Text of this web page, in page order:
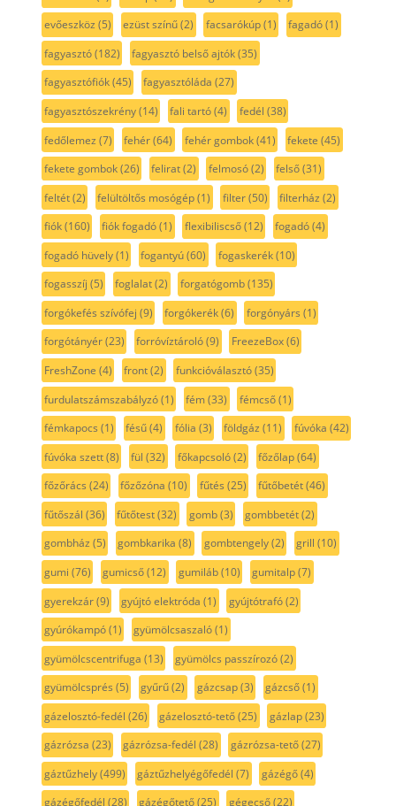
evőeszköz (5) ezüst színű(2) facsarókúp(1) fagadó(1)
fagyasztó(182) fagyasztó belső ajtók(35)
fagyasztófiók(45) fagyasztóláda (27)
fagyasztószekrény(14) fali tartó(4) fedél (38)
fedőlemez (7) fehér(64) fehér gombok(41) fekete (45)
fekete gombok(26) felirat(2) felmosó(2) felső(31)
feltét(2) felültöltős mosógép(1) filter(50) filterház (2)
fiók(160) fiók fogadó(1) flexibiliscső(12) fogadó(4)
fogadó hüvely(1) fogantyú(60) fogaskerék(10)
fogasszíj (5) foglalat(2) forgatógomb(135)
forgókefés szívófej (9) forgókerék(6) forgónyárs (1)
forgótányér(23) forróvíztároló(9) FreezeBox(6)
FreshZone (4) front(2) funkcióválasztó(35)
furdulatszámszabályzó(1) fém(33) fémcső(1)
fémkapocs (1) fésű(4) fólia (3) földgáz (11) fúvóka (42)
fúvóka szett(8) fül (32) főkapcsoló(2) főzőlap(64)
főzőrács (24) főzőzóna (10) fűtés (25) fűtőbetét(46)
fűtőszál (36) fűtőtest(32) gomb(3) gombbetét(2)
gombház (5) gombkarika (8) gombtengely(2) grill (10)
gumi (76) gumicső(12) gumiláb(10) gumitalp(7)
gyerekzár(9) gyújtó elektróda (1) gyújtótrafó(2)
gyúrókampó(1) gyümölcsaszaló(1)
gyümölcscentrifuga (13) gyümölcs passzírozó(2)
gyümölcsprés (5) gyűrű(2) gázcsap(3) gázcső(1)
gázelosztó-fedél (26) gázelosztó-tető(25) gázlap(23)
gázrózsa (23) gázrózsa-fedél (28) gázrózsa-tető(27)
gáztűzhely(499) gáztűzhelyégőfedél (7) gázégő(4)
gázégőfedél (28) gázégőtető(25) gégecső(22)